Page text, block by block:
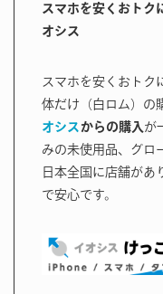
スマホを安くおトク
オシス
スマホを安くおトク
体だけ（白ロム）の
オシス からの購入 が
みの未使用品、グロ
日本全国に店舗があ
で安心です。